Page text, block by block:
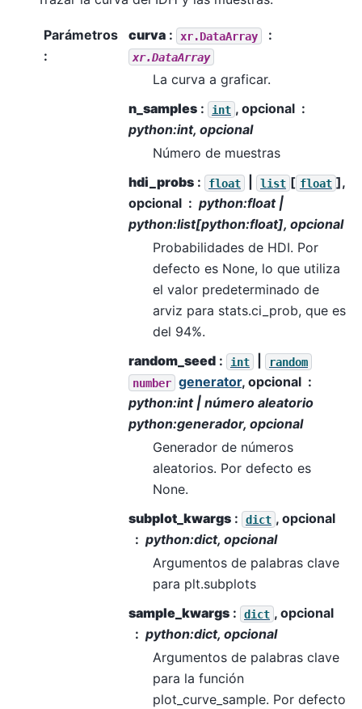
Parámetros
:
curva :
xr.DataArray
xr.DataArray
La curva a graficar.
n_samples : int , opcional
python:int, opcional
Número de muestras
hdi_probs : float list [ float ],
opcional
python:float |
python:list[python:float], opcional
Probabilidades de HDI. Por
defecto es None, lo que utiliza
el valor predeterminado de
arviz para stats.ci_prob, que es
del 94%.
random_seed : int
random
number generator, opcional
python:int | número aleatorio
python:generador, opcional
Generador de números
aleatorios. Por defecto es
None.
subplot_kwargs : dict , opcional
python:dict, opcional
Argumentos de palabras clave
para plt.subplots
sample_kwargs : dict , opcional
python:dict, opcional
Argumentos de palabras clave
para la función
plot_curve_sample. Por defecto